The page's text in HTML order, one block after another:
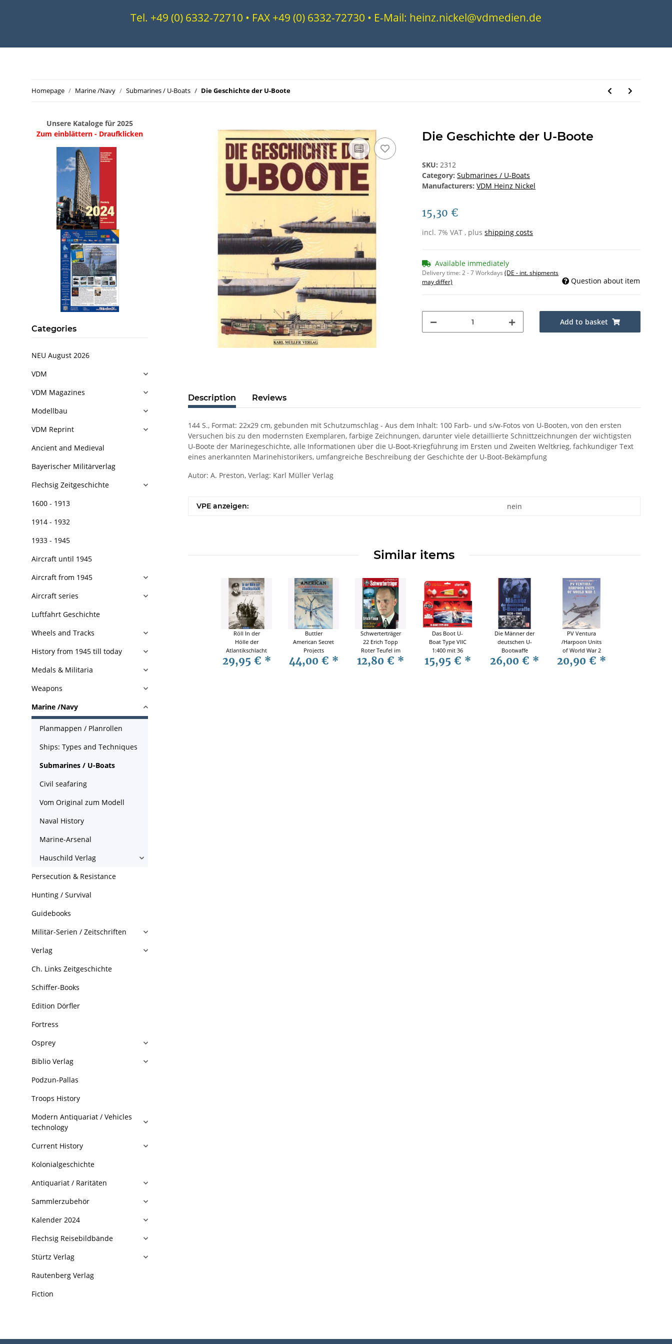
Tel. +49 (0) 6332-72710 • FAX +49 (0) 6332-72730 • E-Mail: heinz.nickel@vdmedien.de
Homepage Marine /Navy Submarines / U-Boats Die Geschichte der U-Boote
Die Geschichte der U-Boote
SKU:2312
Category:Submarines / U-Boats
Manufacturers: VDM Heinz Nickel
15,30 €
incl. 7% VAT , plusshipping costs
Available immediately
Delivery time:2 - 7 Workdays(DE - int. shipments
may differ)
Question about item
Add to basket
Description Reviews
144 S., Format: 22x29 cm, gebunden mit Schutzumschlag - Aus dem Inhalt: 100 Farb- und s/w-Fotos von U-Booten, von den ersten
Versuchen bis zu den modernsten Exemplaren, farbige Zeichnungen, darunter viele detaillierte Schnittzeichnungen der wichtigsten
U-Boote der Marinegeschichte, alle Informationen über die U-Boot-Kriegführung im Ersten und Zweiten Weltkrieg, fachkundiger Text
eines anerkannten Marinehistorikers, umfangreiche Beschreibung der Geschichte der U-Boot-Bekämpfung
Autor: A. Preston, Verlag: Karl Müller Verlag
VPE anzeigen: nein
Similar items
Röll In der
Hölle der
Atlantikschlacht
- Die
Feindfahrten
29,95 € *
Buttler
American Secret
Projects
Bombers,
Attack and
44,00 € *
Schwerterträger
22 Erich Topp
Roter Teufel im
Atlantik
12,80 € *
Das Boot U-
Boat Type VIIC
1:400 mit 36
Bauteilen Airfix
Starter Set
15,95 € *
Die Männer der
deutschen U-
Bootwaffe
1939-1945
26,00 € *
PV Ventura
/Harpoon Units
of World War 2
(OCA Nr. 34)
20,90 € *
Unsere Kataloge für 2025
Zum einblättern - Draufklicken
Categories
NEU August 2026
VDM
VDM Magazines
Modellbau
VDM Reprint
Ancient and Medieval
Bayerischer Militärverlag
Flechsig Zeitgeschichte
1600 - 1913
1914 - 1932
1933 - 1945
Aircraft until 1945
Aircraft from 1945
Aircraft series
Luftfahrt Geschichte
Wheels and Tracks
History from 1945 till today
Medals & Militaria
Weapons
Marine /Navy
Planmappen / Planrollen
Ships: Types and Techniques
Submarines / U-Boats
Civil seafaring
Vom Original zum Modell
Naval History
Marine-Arsenal
Hauschild Verlag
Persecution & Resistance
Hunting / Survival
Guidebooks
Militär-Serien / Zeitschriften
Verlag
Ch. Links Zeitgeschichte
Schiffer-Books
Edition Dörfler
Fortress
Osprey
Biblio Verlag
Podzun-Pallas
Troops History
Modern Antiquariat / Vehicles
technology
Current History
Kolonialgeschichte
Antiquariat / Raritäten
Sammlerzubehör
Kalender 2024
Flechsig Reisebildbände
Stürtz Verlag
Rautenberg Verlag
Fiction